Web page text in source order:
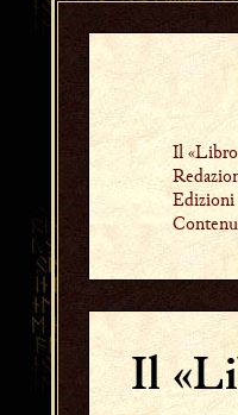
Il «Libro
Edizioni
Il